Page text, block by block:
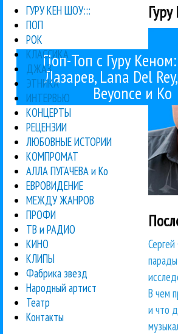
Поп-Топ с Гуру
Лазарев, Lana Del
Beyonce и Ко
ГУРУ КЕН ШОУ:::
ПОП
РОК
КЛАССИКА
ДЖАЗ
ЭТНИКА
ИНТЕРВЬЮ
КОНЦЕРТЫ
РЕЦЕНЗИИ
ЛЮБОВНЫЕ ИСТОРИИ
КОМПРОМАТ
АЛЛА ПУГАЧЕВА и Ко
ЕВРОВИДЕНИЕ
МЕЖДУ ЖАНРОВ
ПРОФИ
ТВ и РАДИО
КИНО
КЛИПЫ
Фабрика звезд
Народный артист
Театр
Контакты
В чем
и что